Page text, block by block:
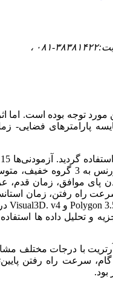
مورد توجه بوده است. اما
پارامترهای فضایی-
مرد سالم و 30 نفر مرد بیمار مبتلا به استئوآرتریت زانو بودند که بر اساس طبقه بندی کلگرن و لورنس
پای موافق، زمان قدم،
راه رفتن، زمان
Polygonو Visual3D. v4
و تحلیل داده ها
با درجات مختلف
سرعت راه رفتن
بود.